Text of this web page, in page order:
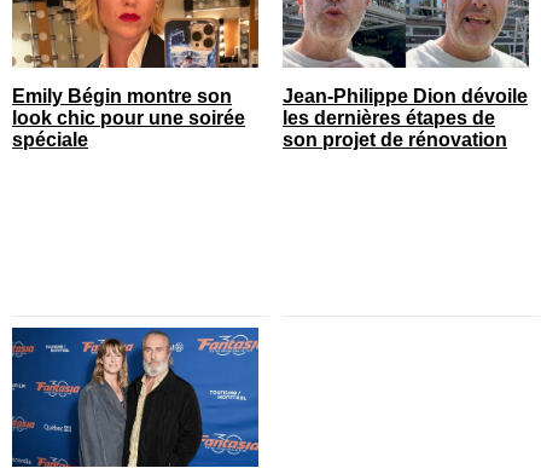
Emily Bégin montre son
look chic pour une soirée
spéciale
Jean-Philippe Dion dévoile
les dernières étapes de
son projet de rénovation